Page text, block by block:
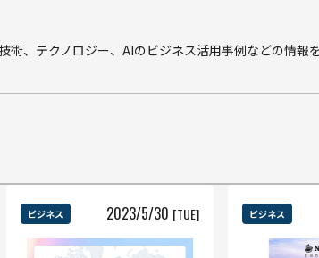
術、テクノロジー、AIのビジネス活用事例などの情報
ビジネス 2023/5/30 [TUE] ビジネス